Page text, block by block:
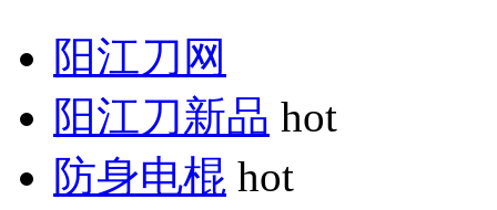
阳江刀网
阳江刀新品 hot
防身电棍 hot